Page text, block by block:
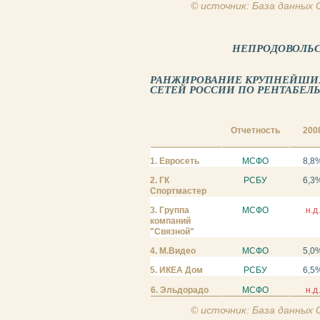
© источник: База
РАНЖИРОВАНИЕ
СЕТЕЙ РОССИИ ПО
Отчетность
1. Евросеть МСФО
2. ГК
Спортмастер
РСБУ
3. Группа
компаний
"Связной"
МСФО н.д.
4. М.Видео МСФО
5. ИКЕА Дом
РСБУ
6. Эльдорадо
МСФО н.д.
© источник: База